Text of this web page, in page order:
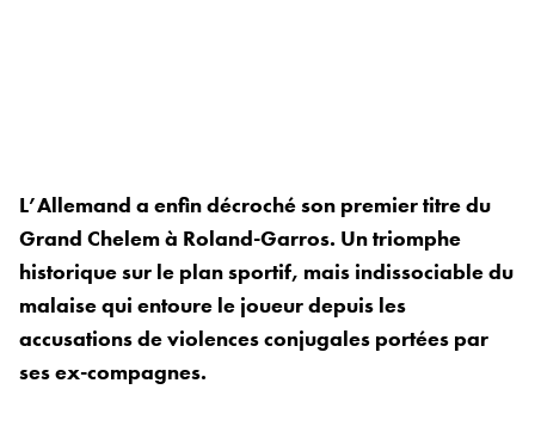
L’Allemand a enfin décroché son premier titre du
Grand Chelem à Roland-Garros. Un triomphe
historique sur le plan sportif, mais indissociable du
malaise qui entoure le joueur depuis les
accusations de violences conjugales portées par
ses ex-compagnes.